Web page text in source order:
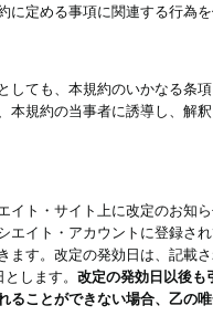
に定める事項に関連する行為
しても、本規約のいかなる条
本規約の当事者に誘導し、解
イト・サイト上に改定のお知
エイト・アカウントに登録さ
ます。改定の発効日は、記載
します。 改定の発効日以後も
ることができない場合、乙の